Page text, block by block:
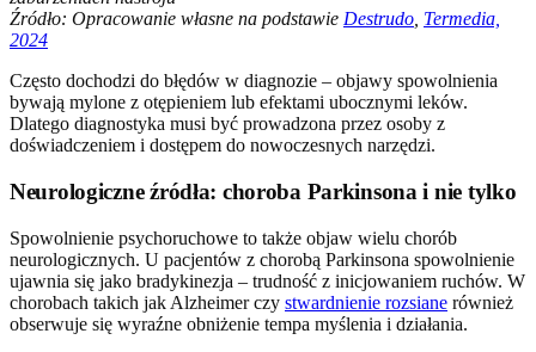
Źródło: Opracowanie własne na podstawie Destrudo Termedia,
2024
Często dochodzi do błędów w diagnozie – objawy spowolnienia
bywają mylone z otępieniem lub efektami ubocznymi leków.
Dlatego diagnostyka musi być prowadzona przez osoby z
doświadczeniem i dostępem do nowoczesnych narzędzi.
Neurologiczne źródła: choroba Parkinsona i nie tylko
Spowolnienie psychoruchowe to także objaw wielu chorób
neurologicznych. U pacjentów z chorobą Parkinsona spowolnienie
ujawnia się jako bradykinezja – trudność z inicjowaniem ruchów. W
chorobach takich jak Alzheimer czy stwardnienie rozsiane również
obserwuje się wyraźne obniżenie tempa myślenia i działania.